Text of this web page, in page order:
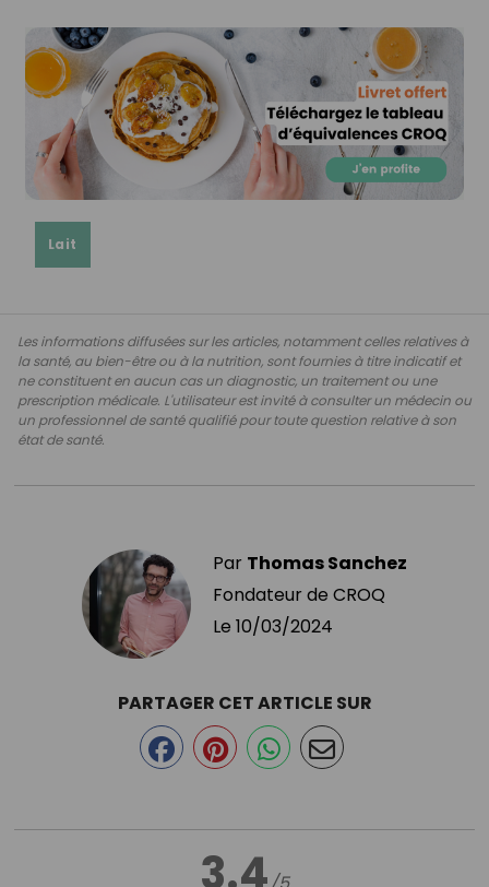
Lait
Les informations diffusées sur les articles, notamment celles relatives à
la santé, au bien-être ou à la nutrition, sont fournies à titre indicatif et
ne constituent en aucun cas un diagnostic, un traitement ou une
prescription médicale. L'utilisateur est invité à consulter un médecin ou
un professionnel de santé qualifié pour toute question relative à son
état de santé.
Par Thomas Sanchez
Fondateur de CROQ
Le 10/03/2024
3.4
PARTAGER CET ARTICLE SUR